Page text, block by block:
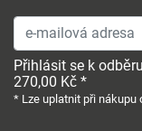
e-mailová adresa
Přihlásit se k
270,00 Kč *
* Lze uplatnit při nákupu